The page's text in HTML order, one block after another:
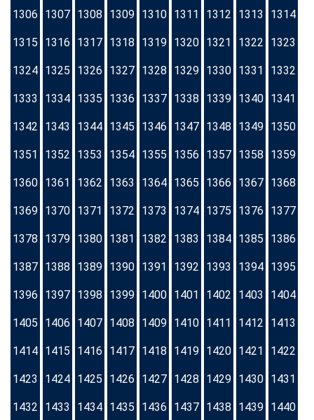
1306 1307 1308 1309 1310 1311 1312 1313 1314
1315 1316 1317 1318 1319 1320 1321 1322 1323
1324 1325 1326 1327 1328 1329 1330 1331 1332
1333 1334 1335 1336 1337 1338 1339 1340 1341
1342 1343 1344 1345 1346 1347 1348 1349 1350
1351 1352 1353 1354 1355 1356 1357 1358 1359
1360 1361 1362 1363 1364 1365 1366 1367 1368
1369 1370 1371 1372 1373 1374 1375 1376 1377
1378 1379 1380 1381 1382 1383 1384 1385 1386
1387 1388 1389 1390 1391 1392 1393 1394 1395
1396 1397 1398 1399 1400 1401 1402 1403 1404
1405 1406 1407 1408 1409 1410 1411 1412 1413
1414 1415 1416 1417 1418 1419 1420 1421 1422
1423 1424 1425 1426 1427 1428 1429 1430 1431
1432 1433 1434 1435 1436 1437 1438 1439 1440